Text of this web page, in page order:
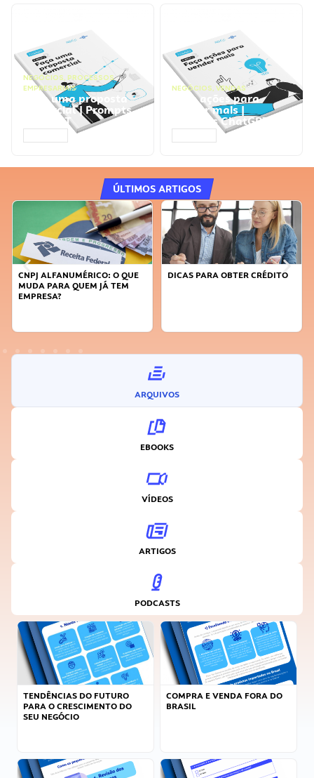
NEGÓCIOS, PROCESSOS
EMPRESARIAIS
Faça uma proposta
comercial | Prompts
ChatGPT
NEGÓCIOS, VENDAS
Faça ações para
vender mais |
Prompts ChatGPT
ÚLTIMOS ARTIGOS
DICAS PARA OBTER CRÉDITO
FAÇA A DIFERENÇA: SEJA
ARQUIVOS
EBOOKS
VÍDEOS
ARTIGOS
PODCASTS
TENDÊNCIAS DO FUTURO
PARA O CRESCIMENTO DO
SEU NEGÓCIO
COMPRA E VENDA FORA DO
BRASIL